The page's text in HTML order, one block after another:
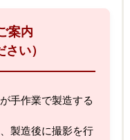
案内
さい）
手作業で製造する
製造後に撮影を行